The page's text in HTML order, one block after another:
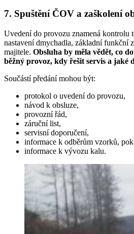
7. Spuštění ČOV a zaškolení
Uvedení do provozu znamená kontrolu
nastavení dmychadla, základní funkční
majitele. Obsluha by měla vědět, co
běžný provoz, kdy řešit servis a jaké
Součástí předání mohou být:
protokol o uvedení do provozu,
návod k obsluze,
provozní řád,
záruční list,
servisní doporučení,
informace k odběrům vzorků,
informace k vývozu kalu.